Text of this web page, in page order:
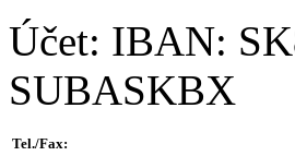
Účet: IBAN:
SUBASKBX
Tel./Fax: